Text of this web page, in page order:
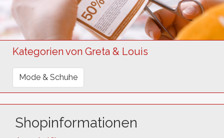
Kategorien von Greta & Louis
Mode & Schuhe
Shopinformationen